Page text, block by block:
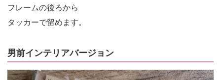
フレームの後ろから
タッカーで留めます。
男前インテリアバージョン